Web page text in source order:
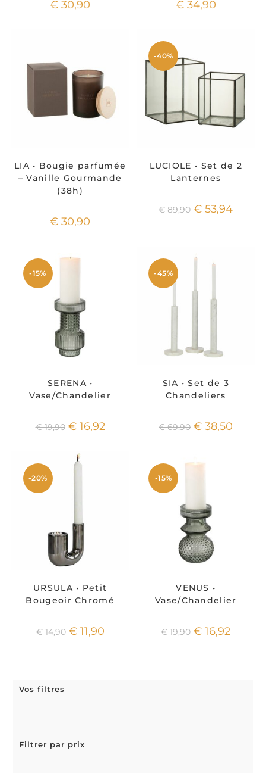
€ 30,90 €34,90
LIA • Bougie parfumée
– Vanille Gourmande
(38h)
€ 30,90
-40%
LUCIOLE • Set de 2
Lanternes
€89,90 € 53,94
-15%
SERENA •
Vase/Chandelier
€19,90 €16,92
-45%
SIA • Set de 3
Chandeliers
€69,90 € 38,50
-20%
URSULA • Petit
Bougeoir Chromé
€14,90 €11,90
-15%
VENUS •
Vase/Chandelier
€19,90 € 16,92
Vos filtres
Filtrer par prix